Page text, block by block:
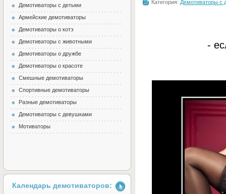
Категория: Демотиваторы с
-
Демотиваторы с детьми
Армейские демотиваторы
Демотиваторы о котэ
Демотиваторы с животными
Демотиваторы о дружбе
Демотиваторы о красоте
Смешные демотиваторы
Спортивные демотиваторы
Разные демотиваторы
Демотиваторы с девушками
Мотиваторы
Календарь демотиваторов: